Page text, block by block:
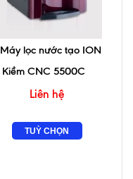
Máy lọc nước tạo ION
Kiềm CNC 5500C
Liên hệ
TUỲ CHỌN